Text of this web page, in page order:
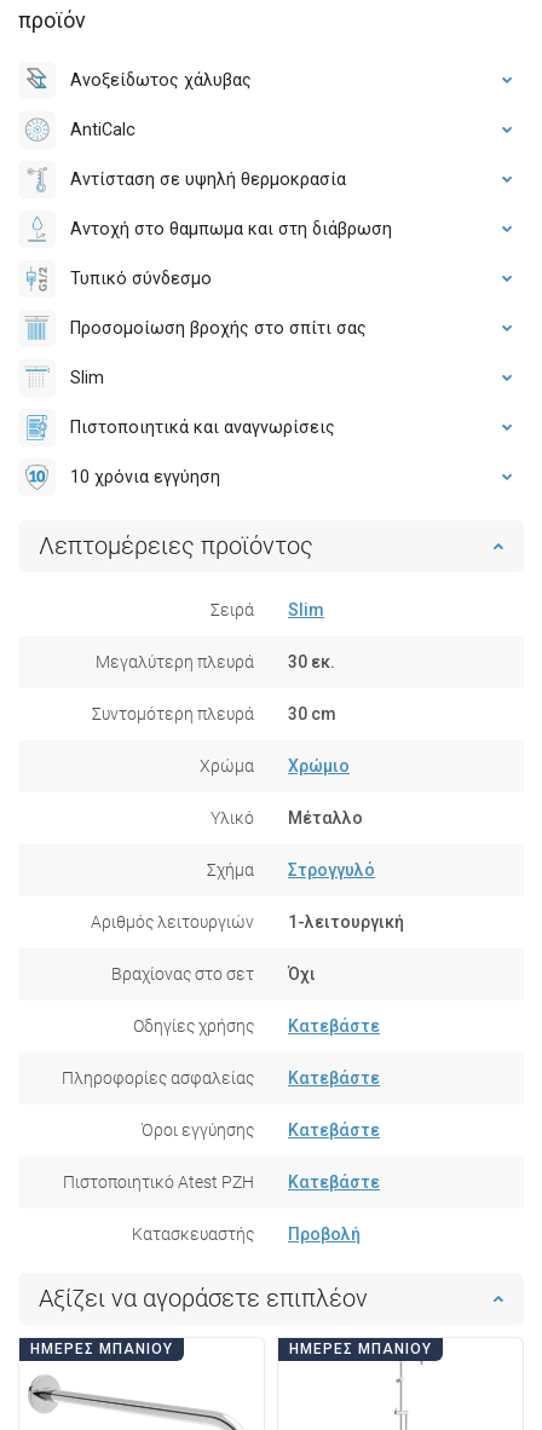
προϊόν
Ανοξείδωτος χάλυβας
AntiCalc
Αντίσταση σε υψηλή θερμοκρασία
Αντοχή στο θαμπωμα και στη διάβρωση
Τυπικό σύνδεσμο
Προσομοίωση βροχής στο σπίτι σας
Slim
Πιστοποιητικά και αναγνωρίσεις
10 χρόνια εγγύηση
Λεπτομέρειες προϊόντος
Σειρά Slim
Μεγαλύτερη πλευρά 30 εκ.
Συντομότερη πλευρά 30 cm
Χρώμα Χρώμιο
Υλικό Μέταλλο
Σχήμα Στρογγυλό
Αριθμός λειτουργιών 1-λειτουργική
Βραχίονας στο σετ Όχι
Οδηγίες χρήσης Κατεβάστε
Πληροφορίες ασφαλείας Κατεβάστε
Όροι εγγύησης Κατεβάστε
Πιστοποιητικό Atest PZH Κατεβάστε
Κατασκευαστής Προβολή
Αξίζει να αγοράσετε επιπλέον
ΗΜΈΡΕΣ ΜΠΆΝΙΟΥ ΗΜΈΡΕΣ ΜΠΆΝΙΟΥ